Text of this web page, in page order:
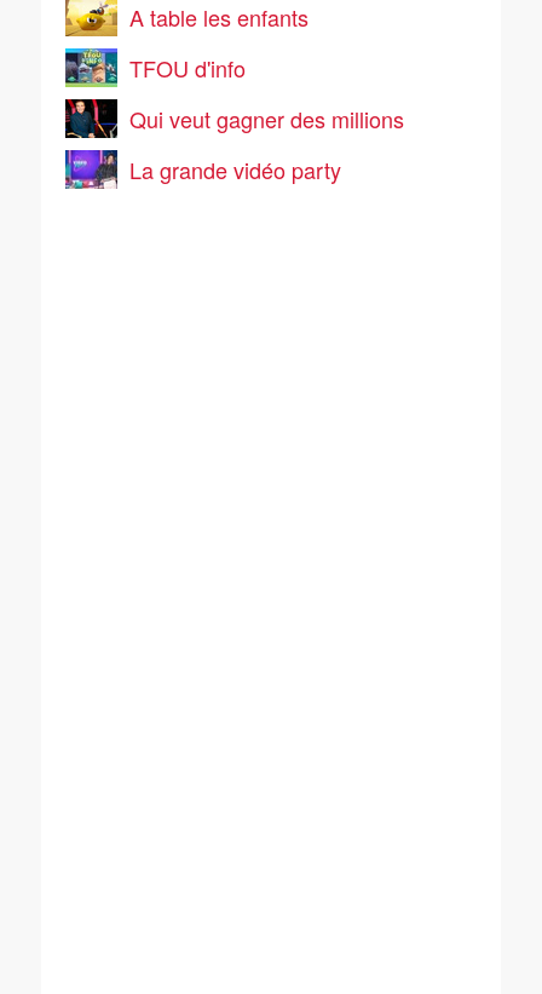
A table les enfants
TFOU d'info
Qui veut gagner des millions
La grande vidéo party